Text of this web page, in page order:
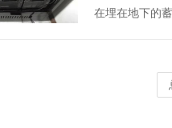
在埋在地下的